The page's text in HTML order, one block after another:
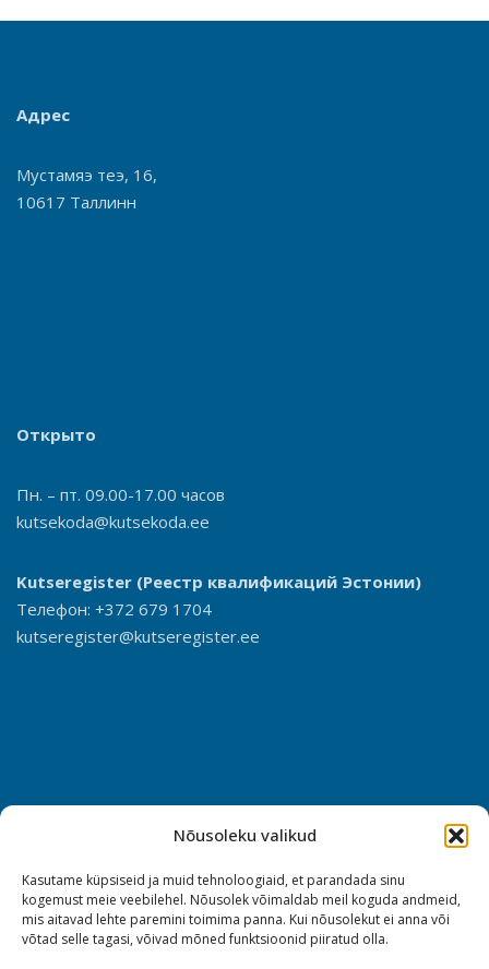
Nõusoleku valikud
Kasutame küpsiseid ja muid tehnoloogiaid, et parandada sinu
kogemust meie veebilehel. Nõusolek võimaldab meil koguda andmeid,
mis aitavad lehte paremini toimima panna. Kui nõusolekut ei anna või
võtad selle tagasi, võivad mõned funktsioonid piiratud olla.
Адрес
Мустамяэ теэ, 16,
10617 Таллинн
Открыто
Пн. – пт. 09.00-17.00 часов
kutsekoda@kutsekoda.ee
Kutseregister (Реестр квалификаций Эстонии)
Телефон: +372 679 1704
kutseregister@kutseregister.ee